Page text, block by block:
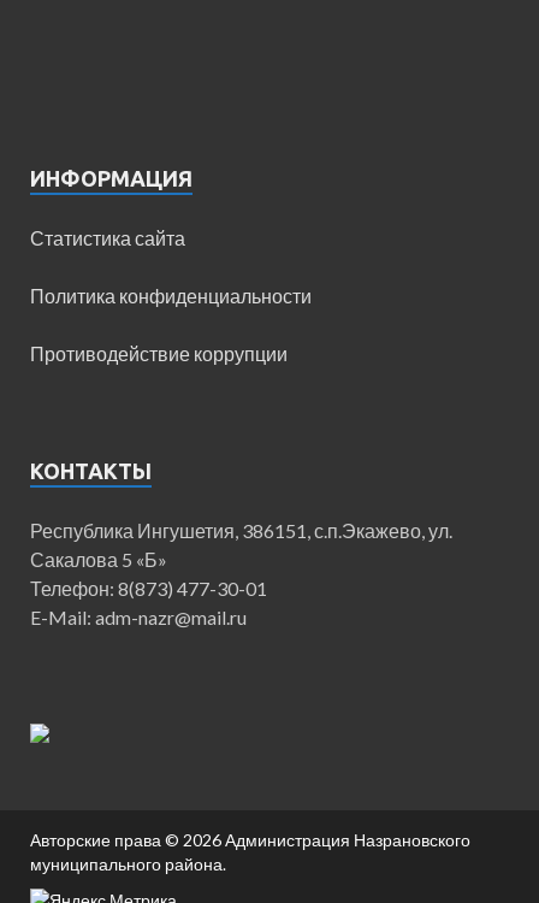
ИНФОРМАЦИЯ
Статистика сайта
Политика конфиденциальности
Противодействие коррупции
КОНТАКТЫ
Республика Ингушетия, 386151, с.п.Экажево, ул.
Сакалова 5 «Б»
Телефон: 8(873) 477-30-01
E-Mail: adm-nazr@mail.ru
Авторские права © 2026Администрация Назрановского
муниципального района.